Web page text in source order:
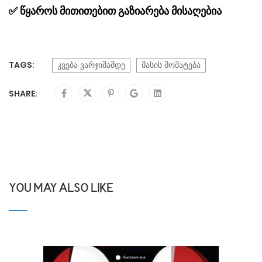
✅ წყაროს მითითებით გაზიარება მისაღებია
TAGS: კვება ვარჯიშამდე მასის მომატება
SHARE:
YOU MAY ALSO LIKE